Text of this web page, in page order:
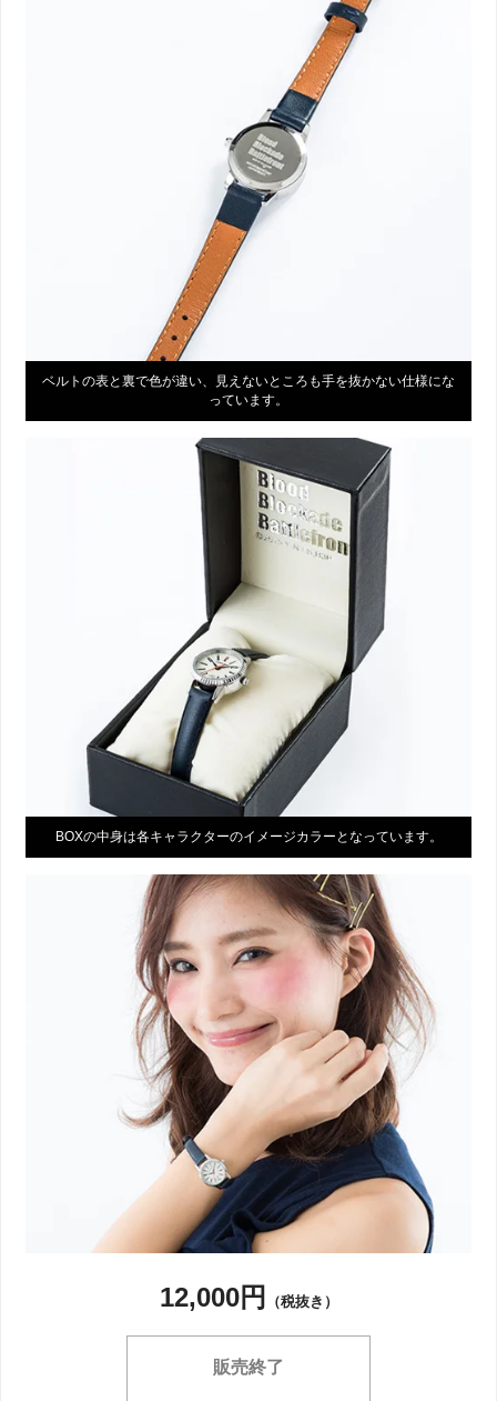
ベルトの表と裏で色が違い、見えないところも手を抜かない仕様にな
っています。
BOXの中身は各キャラクターのイメージカラーとなっています。
12,000円 （税抜き）
販売終了